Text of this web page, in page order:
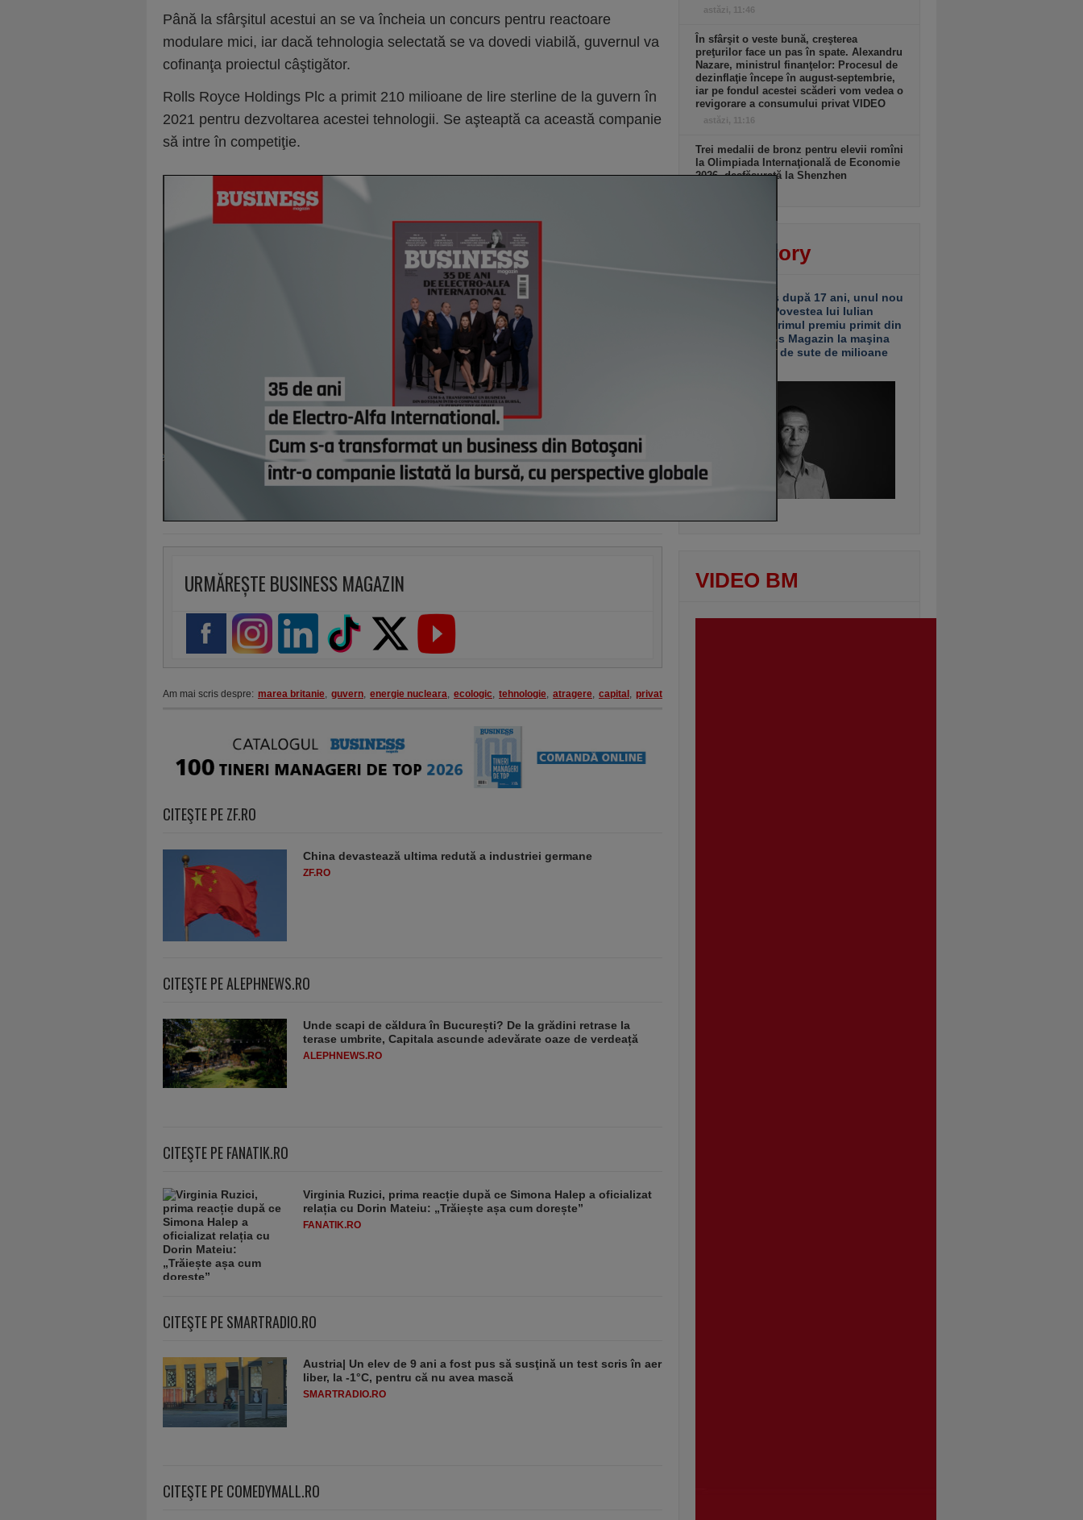
Până la sfârşitul acestui an se va încheia un concurs pentru reactoare
modulare mici, iar dacă tehnologia selectată se va dovedi viabilă, guvernul va
cofinanţa proiectul câştigător.
Rolls Royce Holdings Plc a primit 210 milioane de lire sterline de la guvern în
2021 pentru dezvoltarea acestei tehnologii. Se aşteaptă ca această companie
să intre în competiţie.
URMĂREȘTE BUSINESS MAGAZIN
Am mai scris despre: marea britanie, guvern, energie nucleara, ecologic, tehnologie, atragere, capital , privat
CITEŞTE PE ZF.RO
China devastează ultima redută a industriei germane
ZF.RO
CITEŞTE PE ALEPHNEWS.RO
Unde scapi de căldura în București? De la grădini retrase la
terase umbrite, Capitala ascunde adevărate oaze de verdeață
ALEPHNEWS.RO
CITEŞTE PE FANATIK.RO
Virginia Ruzici, prima reacție după ce Simona Halep a oficializat
relația cu Dorin Mateiu: „Trăiește așa cum dorește”
FANATIK.RO
CITEŞTE PE SMARTRADIO.RO
Austria| Un elev de 9 ani a fost pus să susţină un test scris în aer
liber, la -1°C, pentru că nu avea mască
SMARTRADIO.RO
CITEŞTE PE COMEDYMALL.RO
astăzi, 11:46
În sfârşit o veste bună, creşterea
preţurilor face un pas în spate. Alexandru
Nazare, ministrul finanţelor: Procesul de
dezinflaţie începe în august-septembrie,
iar pe fondul acestei scăderi vom vedea o
revigorare a consumului privat VIDEO
astăzi, 11:16
Trei medalii de bronz pentru elevii romîni
la Olimpiada Internaţională de Economie
2026, desfăşurată la Shenzhen
Cover story
Un pariu închis după 17 ani, unul nou
abia deschis. Povestea lui Iulian
Stanciu de la primul premiu primit din
partea Business Magazin la maşina
lui de investiţii de sute de milioane
VIDEO BM